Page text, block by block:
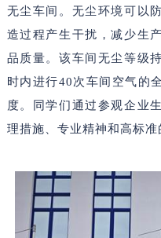
无尘车间。无尘环境可以
造过程产生干扰，减少生
品质量。该车间无尘等级
时内进行40次车间空气的
度。同学们通过参观企业
理措施、专业精神和高标准